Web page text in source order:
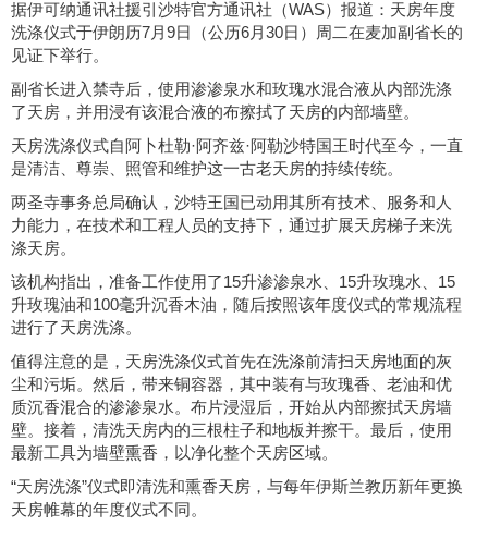
据伊可纳通讯社援引沙特官方通讯社（WAS）报道：天房年度
洗涤仪式于伊朗历7月9日（公历6月30日）周二在麦加副省长的
见证下举行。
副省长进入禁寺后，使用渗渗泉水和玫瑰水混合液从内部洗涤
了天房，并用浸有该混合液的布擦拭了天房的内部墙壁。
天房洗涤仪式自阿卜杜勒·阿齐兹·阿勒沙特国王时代至今，一直
是清洁、尊崇、照管和维护这一古老天房的持续传统。
两圣寺事务总局确认，沙特王国已动用其所有技术、服务和人
力能力，在技术和工程人员的支持下，通过扩展天房梯子来洗
涤天房。
该机构指出，准备工作使用了15升渗渗泉水、15升玫瑰水、15
升玫瑰油和100毫升沉香木油，随后按照该年度仪式的常规流程
进行了天房洗涤。
值得注意的是，天房洗涤仪式首先在洗涤前清扫天房地面的灰
尘和污垢。然后，带来铜容器，其中装有与玫瑰香、老油和优
质沉香混合的渗渗泉水。布片浸湿后，开始从内部擦拭天房墙
壁。接着，清洗天房内的三根柱子和地板并擦干。最后，使用
最新工具为墙壁熏香，以净化整个天房区域。
“天房洗涤”仪式即清洗和熏香天房，与每年伊斯兰教历新年更换
天房帷幕的年度仪式不同。